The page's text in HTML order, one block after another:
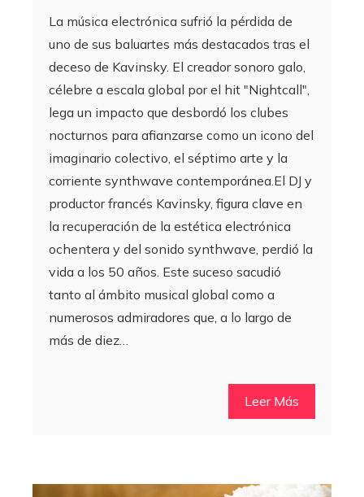
La música electrónica sufrió la pérdida de
uno de sus baluartes más destacados tras el
deceso de Kavinsky. El creador sonoro galo,
célebre a escala global por el hit "Nightcall",
lega un impacto que desbordó los clubes
nocturnos para afianzarse como un icono del
imaginario colectivo, el séptimo arte y la
corriente synthwave contemporánea.El DJ y
productor francés Kavinsky, figura clave en
la recuperación de la estética electrónica
ochentera y del sonido synthwave, perdió la
vida a los 50 años. Este suceso sacudió
tanto al ámbito musical global como a
numerosos admiradores que, a lo largo de
más de diez…
Leer Más